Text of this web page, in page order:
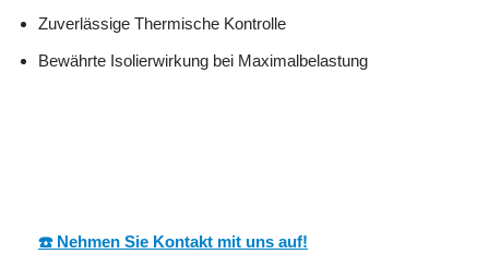
Zuverlässige Thermische Kontrolle
Bewährte Isolierwirkung bei Maximalbelastung
☎️ Nehmen Sie Kontakt mit uns auf!